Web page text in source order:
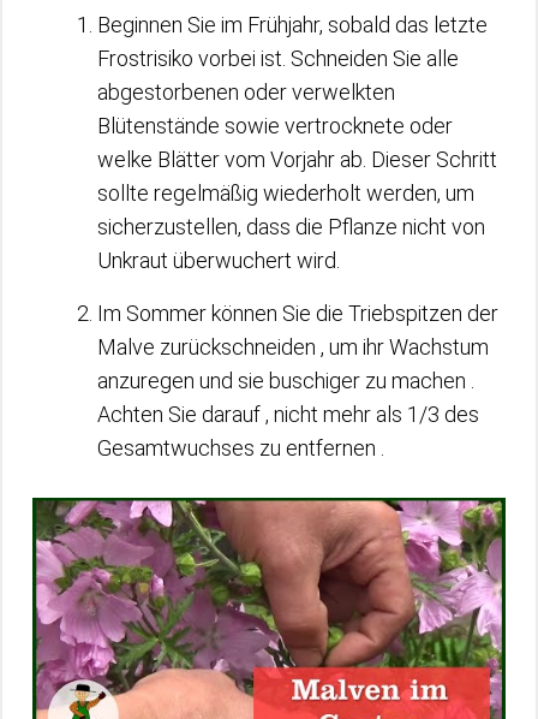
Beginnen Sie im Frühjahr, sobald das letzte
Frostrisiko vorbei ist. Schneiden Sie alle
abgestorbenen oder verwelkten
Blütenstände sowie vertrocknete oder
welke Blätter vom Vorjahr ab. Dieser Schritt
sollte regelmäßig wiederholt werden, um
sicherzustellen, dass die Pflanze nicht von
Unkraut überwuchert wird.
Im Sommer können Sie die Triebspitzen der
Malve zurückschneiden , um ihr Wachstum
anzuregen und sie buschiger zu machen .
Achten Sie darauf , nicht mehr als 1/3 des
Gesamtwuchses zu entfernen .